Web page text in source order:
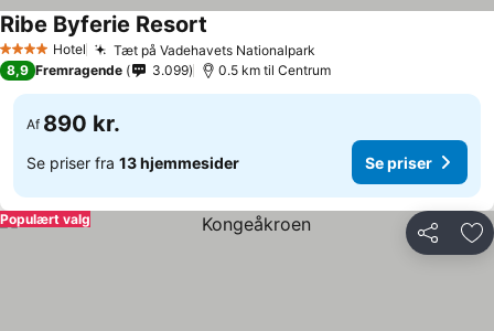
4 StjernerHotel Tæt på Vadehavets Nationalpark
Ribe Byferie Resort
8,9 Fremragende 3.099 0.5 km til Centrum
Af 890 kr.
Se priser fra 13 hjemmesider Se priser
Del
Populært valg